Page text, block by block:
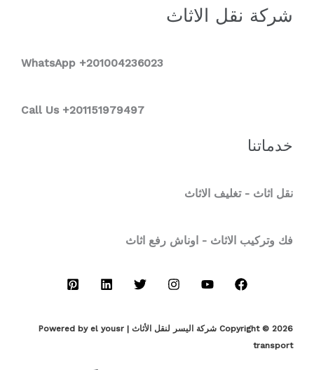
شركة نقل الاثاث
WhatsApp +201004236023
Call Us +201151979497
خدماتنا
نقل اثاث - تغليف الاثاث
فك وتركيب الاثاث - اوناش رفع اثاث
Copyright © 2026 شركة اليسر لنقل الأثاث | Powered by el yousr
transport